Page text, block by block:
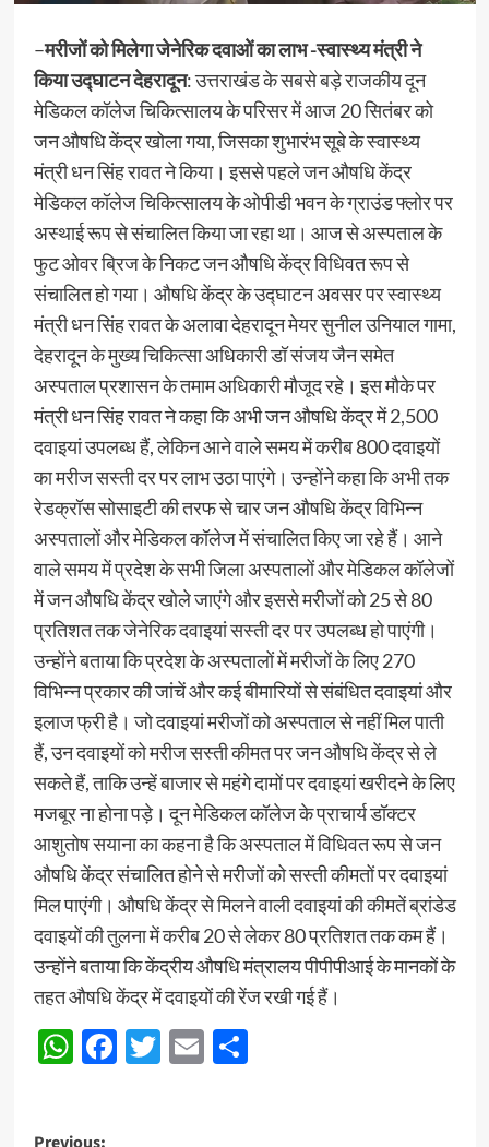
–मरीजों को मिलेगा जेनेरिक दवाओं का लाभ -स्वास्थ्य मंत्री ने
किया उद्घाटनदेहरादून: उत्तराखंड के सबसे बड़े राजकीय दून
मेडिकल कॉलेज चिकित्सालय के परिसर में आज 20 सितंबर को
जन औषधि केंद्र खोला गया, जिसका शुभारंभ सूबे के स्वास्थ्य
मंत्री धन सिंह रावत ने किया। इससे पहले जन औषधि केंद्र
मेडिकल कॉलेज चिकित्सालय के ओपीडी भवन के ग्राउंड फ्लोर पर
अस्थाई रूप से संचालित किया जा रहा था। आज से अस्पताल के
फुट ओवर ब्रिज के निकट जन औषधि केंद्र विधिवत रूप से
संचालित हो गया। औषधि केंद्र के उद्घाटन अवसर पर स्वास्थ्य
मंत्री धन सिंह रावत के अलावा देहरादून मेयर सुनील उनियाल गामा,
देहरादून के मुख्य चिकित्सा अधिकारी डॉ संजय जैन समेत
अस्पताल प्रशासन के तमाम अधिकारी मौजूद रहे। इस मौके पर
मंत्री धन सिंह रावत ने कहा कि अभी जन औषधि केंद्र में 2,500
दवाइयां उपलब्ध हैं, लेकिन आने वाले समय में करीब 800 दवाइयों
का मरीज सस्ती दर पर लाभ उठा पाएंगे। उन्होंने कहा कि अभी तक
रेडक्रॉस सोसाइटी की तरफ से चार जन औषधि केंद्र विभिन्न
अस्पतालों और मेडिकल कॉलेज में संचालित किए जा रहे हैं। आने
वाले समय में प्रदेश के सभी जिला अस्पतालों और मेडिकल कॉलेजों
में जन औषधि केंद्र खोले जाएंगे और इससे मरीजों को 25 से 80
प्रतिशत तक जेनेरिक दवाइयां सस्ती दर पर उपलब्ध हो पाएंगी।
उन्होंने बताया कि प्रदेश के अस्पतालों में मरीजों के लिए 270
विभिन्न प्रकार की जांचें और कई बीमारियों से संबंधित दवाइयां और
इलाज फ्री है। जो दवाइयां मरीजों को अस्पताल से नहीं मिल पाती
हैं, उन दवाइयों को मरीज सस्ती कीमत पर जन औषधि केंद्र से ले
सकते हैं, ताकि उन्हें बाजार से महंगे दामों पर दवाइयां खरीदने के लिए
मजबूर ना होना पड़े। दून मेडिकल कॉलेज के प्राचार्य डॉक्टर
आशुतोष सयाना का कहना है कि अस्पताल में विधिवत रूप से जन
औषधि केंद्र संचालित होने से मरीजों को सस्ती कीमतों पर दवाइयां
मिल पाएंगी। औषधि केंद्र से मिलने वाली दवाइयां की कीमतें ब्रांडेड
दवाइयों की तुलना में करीब 20 से लेकर 80 प्रतिशत तक कम हैं।
उन्होंने बताया कि केंद्रीय औषधि मंत्रालय पीपीपीआई के मानकों के
तहत औषधि केंद्र में दवाइयों की रेंज रखी गई हैं।
WhatsApp
Facebook
Twitter
EmailShare